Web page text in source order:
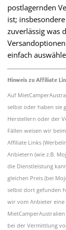
postlagernden
ist;
zuverlässig was
einfach
Hinweis zu Affiliate
Auf
selbst oder haben sie
Herstellern oder der
Fällen weisen wir
Affiliate Links
Anbietern (wie z.B.
die Dienstleistung
gleichen Preis (bei
selbst dort gefunden
wir vom Anbieter
bei der Vermittlung